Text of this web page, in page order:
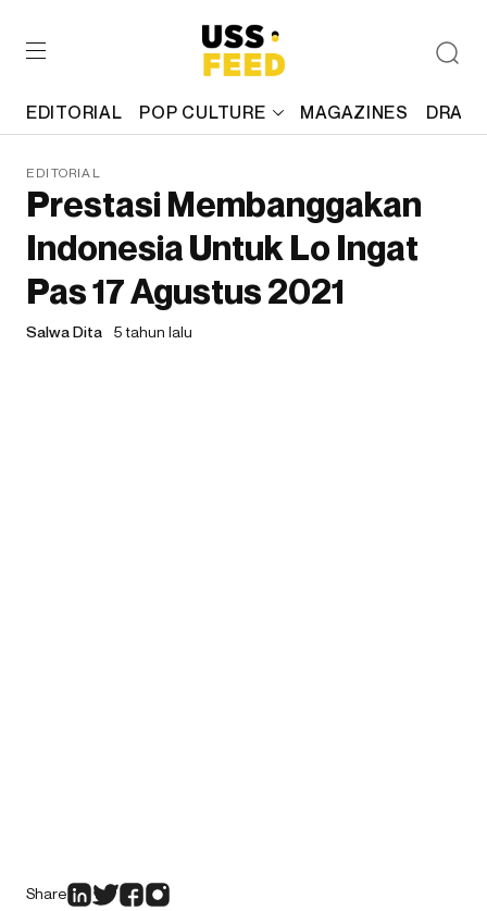
EDITORIAL POP CULTURE MAGAZINES
EDITORIAL
Prestasi Membanggakan
Indonesia Untuk Lo Ingat
Pas 17 Agustus 2021
Salwa Dita 5 tahun lalu
Share